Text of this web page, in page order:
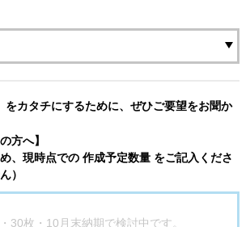
をカタチにするために、ぜひご要望をお聞か
方へ】
、現時点での 作成予定数量 をご記入くださ
）